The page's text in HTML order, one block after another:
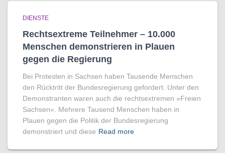
DIENSTE
Rechtsextreme Teilnehmer – 10.000
Menschen demonstrieren in Plauen
gegen die Regierung
Bei Protesten in Sachsen haben Tausende Menschen
den Rücktritt der Bundesregierung gefordert. Unter den
Demonstranten waren auch die rechtsextremen »Freien
Sachsen«. Mehrere Tausend Menschen haben in
Plauen gegen die Politik der Bundesregierung
demonstriert und diese Read more